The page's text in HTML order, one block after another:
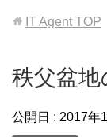
IT Agent TOP
秩父盆地
公開日 : 2017年